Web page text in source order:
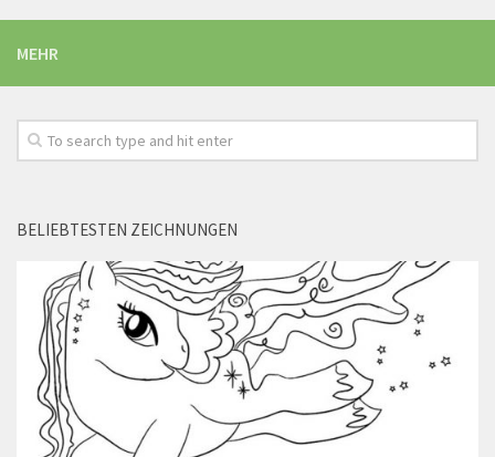
MEHR
BELIEBTESTEN ZEICHNUNGEN